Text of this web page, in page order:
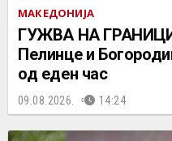
МАКЕДОНИЈА
ГУЖВА НА
Пелинце и
од еден час
09.08.2026. 14:24